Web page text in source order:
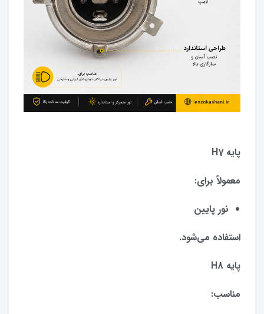
پایه H7
معمولاً برای:
نور پایین
استفاده می‌شود.
پایه H8
مناسب: